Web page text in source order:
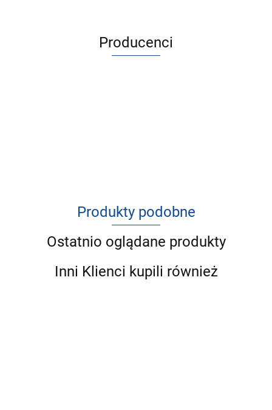
Producenci
Produkty podobne
Ostatnio oglądane produkty
Inni Klienci kupili również